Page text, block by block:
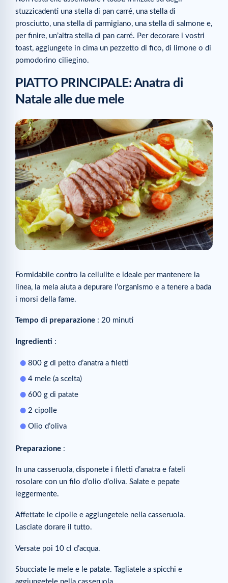
stuzzicadenti una stella di pan carré, una stella di
prosciutto, una stella di parmigiano, una stella di salmone e,
per finire, un’altra stella di pan carré. Per decorare i vostri
toast, aggiungete in cima un pezzetto di fico, di limone o di
pomodorino ciliegino.
PIATTO PRINCIPALE: Anatra di
Natale alle due mele
Formidabile contro la cellulite e ideale per mantenere la
linea, la mela aiuta a depurare l’organismo e a tenere a bada
i morsi della fame.
Tempo di preparazione : 20 minuti
Ingredienti :
800 g di petto d’anatra a filetti
4 mele (a scelta)
600 g di patate
2 cipolle
Olio d’oliva
Preparazione :
In una casseruola, disponete i filetti d’anatra e fateli
rosolare con un filo d’olio d’oliva. Salate e pepate
leggermente.
Affettate le cipolle e aggiungetele nella casseruola.
Lasciate dorare il tutto.
Versate poi 10 cl d’acqua.
Sbucciate le mele e le patate. Tagliatele a spicchi e